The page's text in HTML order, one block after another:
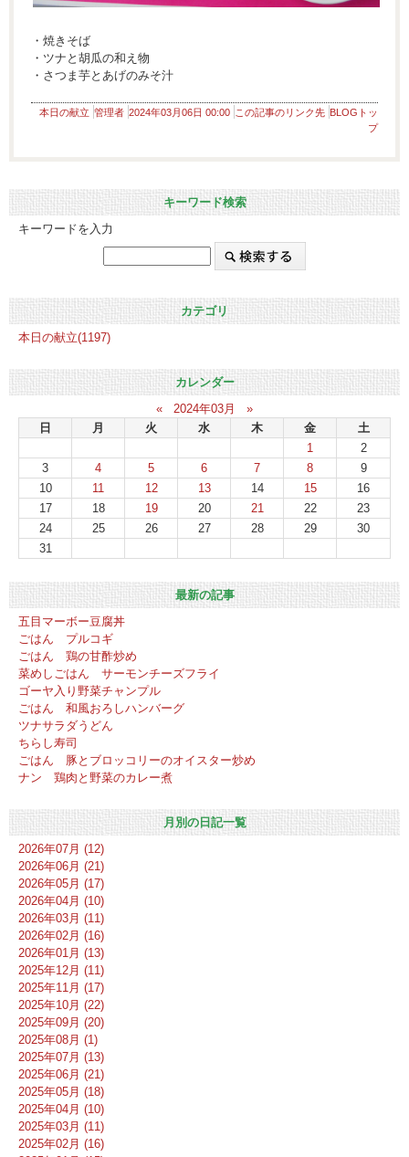
・焼きそば
・ツナと胡瓜の和え物
・さつま芋とあげのみそ汁
本日の献立 管理者 2024年03月06日 00:00 この記事のリンク先 BLOGトッ
プ
キーワード検索
キーワードを入力
カテゴリ
本日の献立(1197)
カレンダー
«
2024年03月
»
日
月 火 水 木 金
土
1
2
3
4 5 6 7 8
9
10
11 12 13 14 15
16
17
18 19 20 21 22
23
24
25 26 27 28 29
30
31
最新の記事
五目マーボー豆腐丼
ごはん プルコギ
ごはん 鶏の甘酢炒め
菜めしごはん サーモンチーズフライ
ゴーヤ入り野菜チャンプル
ごはん 和風おろしハンバーグ
ツナサラダうどん
ちらし寿司
ごはん 豚とブロッコリーのオイスター炒め
ナン 鶏肉と野菜のカレー煮
月別の日記一覧
2026年07月 (12)
2026年06月 (21)
2026年05月 (17)
2026年04月 (10)
2026年03月 (11)
2026年02月 (16)
2026年01月 (13)
2025年12月 (11)
2025年11月 (17)
2025年10月 (22)
2025年09月 (20)
2025年08月 (1)
2025年07月 (13)
2025年06月 (21)
2025年05月 (18)
2025年04月 (10)
2025年03月 (11)
2025年02月 (16)